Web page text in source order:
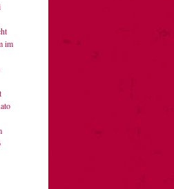
im